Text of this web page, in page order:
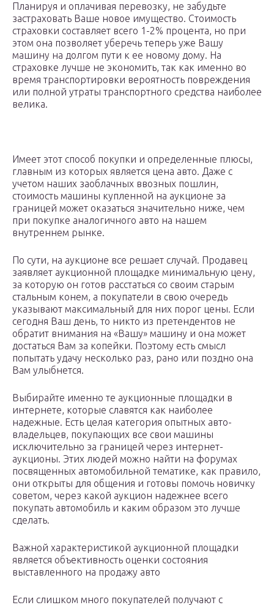
Планируя и оплачивая перевозку, не забудьте
застраховать Ваше новое имущество. Стоимость
страховки составляет всего 1-2% процента, но при
этом она позволяет уберечь теперь уже Вашу
машину на долгом пути к ее новому дому. На
страховке лучше не экономить, так как именно во
время транспортировки вероятность повреждения
или полной утраты транспортного средства наиболее
велика.
Имеет этот способ покупки и определенные плюсы,
главным из которых является цена авто. Даже с
учетом наших заоблачных ввозных пошлин,
стоимость машины купленной на аукционе за
границей может оказаться значительно ниже, чем
при покупке аналогичного авто на нашем
внутреннем рынке.
По сути, на аукционе все решает случай. Продавец
заявляет аукционной площадке минимальную цену,
за которую он готов расстаться со своим старым
стальным конем, а покупатели в свою очередь
указывают максимальный для них порог цены. Если
сегодня Ваш день, то никто из претендентов не
обратит внимания на «Вашу» машину и она может
достаться Вам за копейки. Поэтому есть смысл
попытать удачу несколько раз, рано или поздно она
Вам улыбнется.
Выбирайте именно те аукционные площадки в
интернете, которые славятся как наиболее
надежные. Есть целая категория опытных авто-
владельцев, покупающих все свои машины
исключительно за границей через интернет-
аукционы. Этих людей можно найти на форумах
посвященных автомобильной тематике, как правило,
они открыты для общения и готовы помочь новичку
советом, через какой аукцион надежнее всего
покупать автомобиль и каким образом это лучше
сделать.
Важной характеристикой аукционной площадки
является объективность оценки состояния
выставленного на продажу авто
Если слишком много покупателей получают с